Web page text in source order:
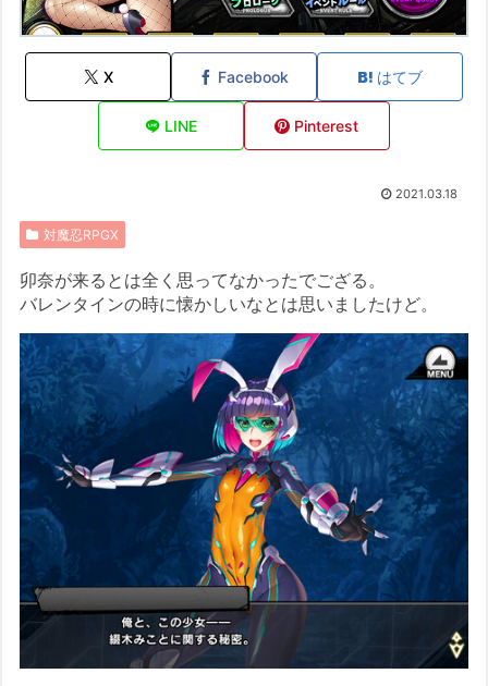
X Facebook はてブ
LINE Pinterest
2021.03.18
対魔忍RPGX
卯奈が来るとは全く思ってなかったでござる。
バレンタインの時に懐かしいなとは思いましたけど。